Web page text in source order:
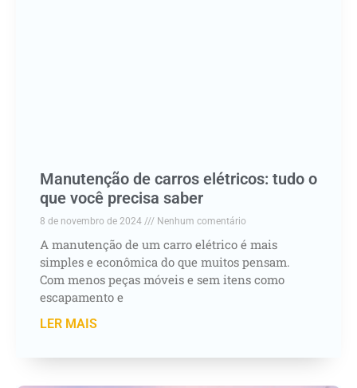
Manutenção de carros elétricos: tudo o
que você precisa saber
8 de novembro de 2024 Nenhum comentário
A manutenção de um carro elétrico é mais
simples e econômica do que muitos pensam.
Com menos peças móveis e sem itens como
escapamento e
LER MAIS